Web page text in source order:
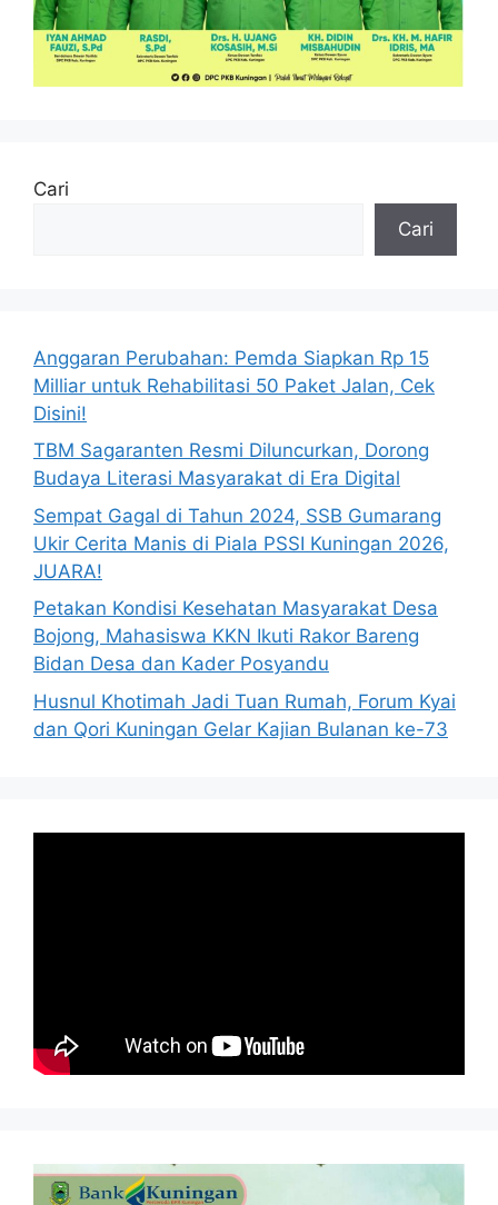
Cari
Cari
Anggaran Perubahan: Pemda Siapkan Rp 15
Milliar untuk Rehabilitasi 50 Paket Jalan, Cek
Disini!
TBM Sagaranten Resmi Diluncurkan, Dorong
Budaya Literasi Masyarakat di Era Digital
Sempat Gagal di Tahun 2024, SSB Gumarang
Ukir Cerita Manis di Piala PSSI Kuningan 2026,
JUARA!
Petakan Kondisi Kesehatan Masyarakat Desa
Bojong, Mahasiswa KKN Ikuti Rakor Bareng
Bidan Desa dan Kader Posyandu
Husnul Khotimah Jadi Tuan Rumah, Forum Kyai
dan Qori Kuningan Gelar Kajian Bulanan ke-73